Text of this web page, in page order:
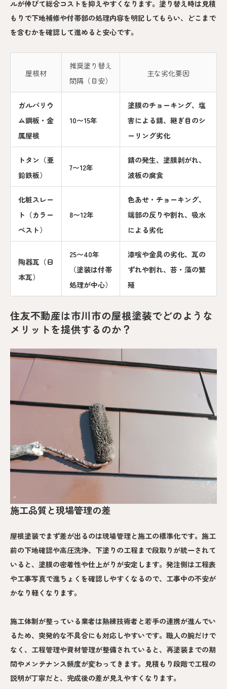
ルが伸びて総合コストを抑えやすくなります。塗り替え時は見積
もりで下地補修や付帯部の処理内容を明記してもらい、どこまで
を含むかを確認して進めると安心です。
屋根材
推奨塗り替え
間隔（目安）
主な劣化要因
ガルバリウ
ム鋼板・金
属屋根
10〜15年
塗膜のチョーキング、塩
害による錆、継ぎ目のシ
ーリング劣化
トタン（亜
鉛鉄板）
7〜12年
錆の発生、塗膜剥がれ、
波板の腐食
化粧スレー
ト（カラー
ベスト）
8〜12年
色あせ・チョーキング、
端部の反りや割れ、吸水
による劣化
陶器瓦（日
本瓦）
25〜40年
（塗装は付帯
処理が中心）
漆喰や金具の劣化、瓦の
ずれや割れ、苔・藻の繁
殖
住友不動産は市川市の屋根塗装でどのような
メリットを提供するのか？
施工品質と現場管理の差
屋根塗装でまず差が出るのは現場管理と施工の標準化です。施工
前の下地確認や高圧洗浄、下塗りの工程まで段取りが統一されて
いると、塗膜の密着性や仕上がりが安定します。発注側は工程表
や工事写真で進ちょくを確認しやすくなるので、工事中の不安が
かなり軽くなります。
施工体制が整っている業者は熟練技術者と若手の連携が進んでい
るため、突発的な不具合にも対応しやすいです。職人の腕だけで
なく、工程管理や資材管理が整備されていると、再塗装までの期
間やメンテナンス頻度が変わってきます。見積もり段階で工程の
説明が丁寧だと、完成後の差が見えやすくなります。